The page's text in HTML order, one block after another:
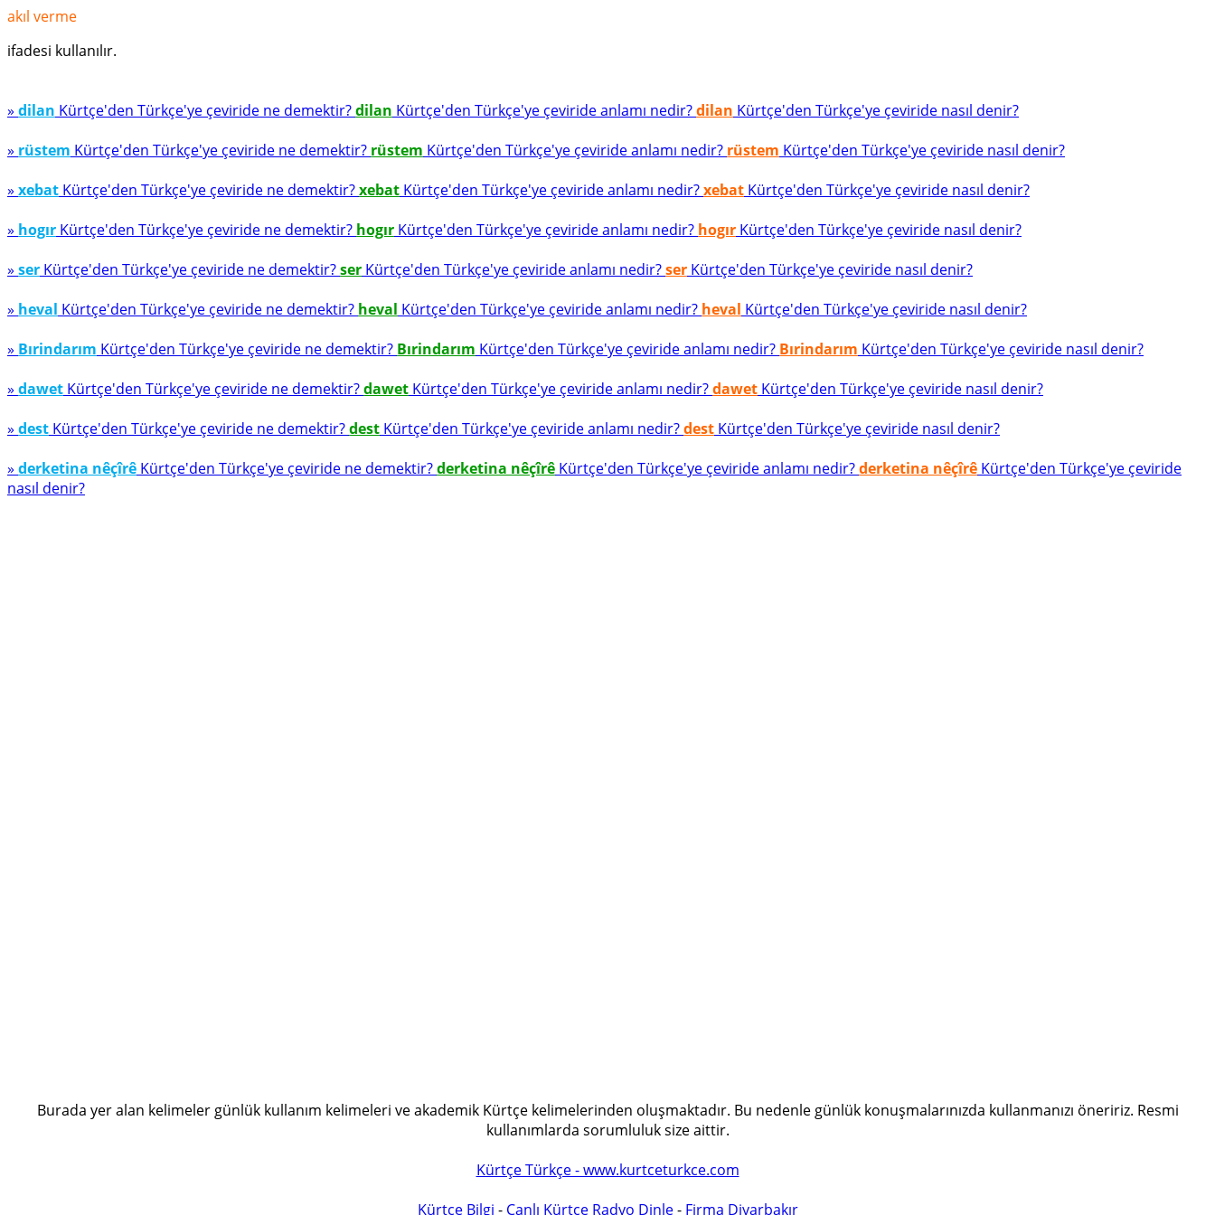
akıl verme
ifadesi kullanılır.
» dilan Kürtçe'den Türkçe'ye çeviride ne demektir?dilan Kürtçe'den Türkçe'ye çeviride anlamı nedir?dilan Kürtçe'den Türkçe'ye çeviride nasıl denir?
» rüstem Kürtçe'den Türkçe'ye çeviride ne demektir? rüstem Kürtçe'den Türkçe'ye çeviride anlamı nedir? rüstem Kürtçe'den Türkçe'ye çeviride nasıl denir?
» xebat Kürtçe'den Türkçe'ye çeviride ne demektir?xebat Kürtçe'den Türkçe'ye çeviride anlamı nedir?xebat Kürtçe'den Türkçe'ye çeviride nasıl denir?
» hogır Kürtçe'den Türkçe'ye çeviride ne demektir? hogır Kürtçe'den Türkçe'ye çeviride anlamı nedir? hogır Kürtçe'den Türkçe'ye çeviride nasıl denir?
» ser Kürtçe'den Türkçe'ye çeviride ne demektir?ser Kürtçe'den Türkçe'ye çeviride anlamı nedir?ser Kürtçe'den Türkçe'ye çeviride nasıl denir?
» heval Kürtçe'den Türkçe'ye çeviride ne demektir? heval Kürtçe'den Türkçe'ye çeviride anlamı nedir? heval Kürtçe'den Türkçe'ye çeviride nasıl denir?
» Bırindarım Kürtçe'den Türkçe'ye çeviride ne demektir? Bırindarım Kürtçe'den Türkçe'ye çeviride anlamı nedir? Bırindarım Kürtçe'den Türkçe'ye çeviride nasıl denir?
» dawet Kürtçe'den Türkçe'ye çeviride ne demektir?dawet Kürtçe'den Türkçe'ye çeviride anlamı nedir?dawet Kürtçe'den Türkçe'ye çeviride nasıl denir?
» dest Kürtçe'den Türkçe'ye çeviride ne demektir?dest Kürtçe'den Türkçe'ye çeviride anlamı nedir?dest Kürtçe'den Türkçe'ye çeviride nasıl denir?
» derketina nêçîrê Kürtçe'den Türkçe'ye çeviride ne demektir?derketina nêçîrê Kürtçe'den Türkçe'ye çeviride anlamı nedir?derketina nêçîrê Kürtçe'den Türkçe'ye çeviride
nasıl denir?
Burada yer alan kelimeler günlük kullanım kelimeleri ve akademik Kürtçe kelimelerinden oluşmaktadır. Bu nedenle günlük konuşmalarınızda kullanmanızı öneririz. Resmi
kullanımlarda sorumluluk size aittir.
Kürtçe Türkçe - www.kurtceturkce.com
Kürtçe Bilgi - Canlı Kürtçe Radyo Dinle- Firma Diyarbakır